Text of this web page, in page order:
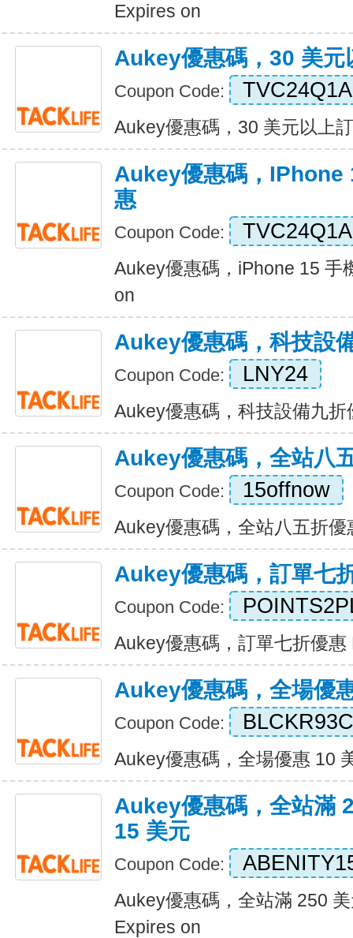
Expires on
Aukey優惠碼，30 美元
Coupon Code:
Aukey優惠碼，30 美元以上
Aukey優惠碼，iPhone
惠
Coupon Code:
Aukey優惠碼，iPhone 15 手
on
Aukey優惠碼，科技設
Coupon Code: LNY24
Aukey優惠碼，科技設備九
Aukey優惠碼，全站八
Coupon Code: 15offnow
Aukey優惠碼，全站八五折優
Aukey優惠碼，訂單七
Coupon Code:
Aukey優惠碼，訂單七折優惠
Aukey優惠碼，全場優
Coupon Code:
Aukey優惠碼，全場優惠 10
Aukey優惠碼，全站滿
15 美元
Coupon Code:
Aukey優惠碼，全站滿 250
Expires on